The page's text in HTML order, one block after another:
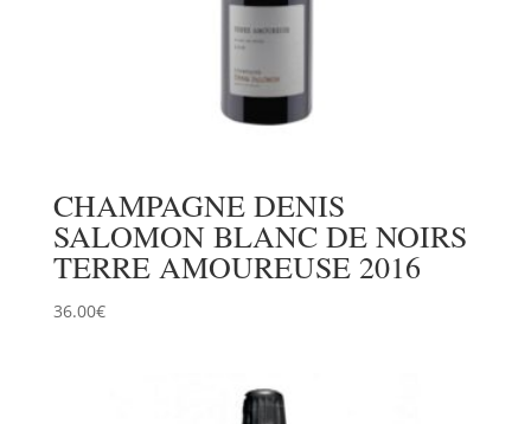
CHAMPAGNE DENIS
SALOMON BLANC DE NOIRS
TERRE AMOUREUSE 2016
36.00€